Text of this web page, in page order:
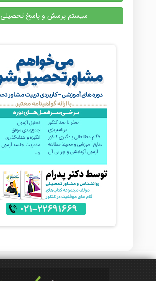
سیستم پرسش و پاسخ تحصیلی